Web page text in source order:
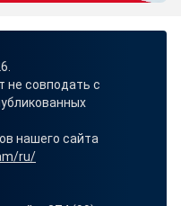
не совподать с
нашего сайта
ru/